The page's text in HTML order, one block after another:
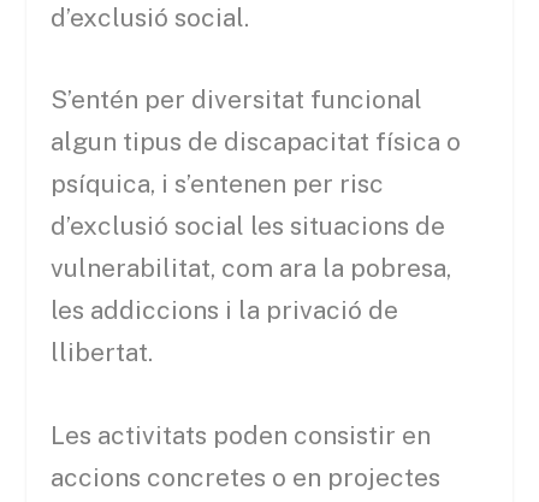
d’exclusió social.
S’entén per diversitat funcional
algun tipus de discapacitat física o
psíquica, i s’entenen per risc
d’exclusió social les situacions de
vulnerabilitat, com ara la pobresa,
les addiccions i la privació de
llibertat.
Les activitats poden consistir en
accions concretes o en projectes